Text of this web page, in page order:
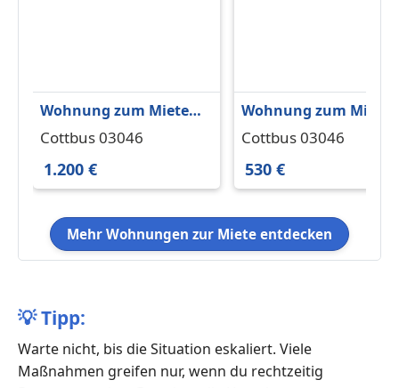
Wohnung zum Mieten
in Cottbus 1.200 € 110
Cottbus 03046
1.200 €
Wohnung zum Mieten
in Cottbus 530 € 66.9
Cottbus 03046
530 €
Mehr Wohnungen zur Miete entdecken
💡Tipp:
Warte nicht, bis die Situation eskaliert. Viele
Maßnahmen greifen nur, wenn du rechtzeitig